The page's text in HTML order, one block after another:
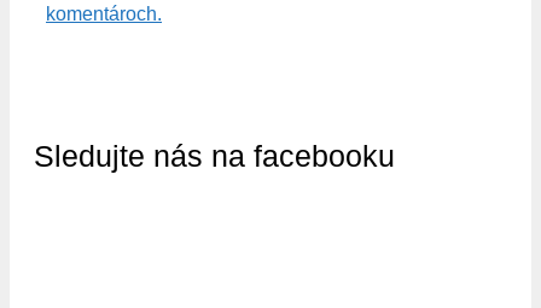
komentároch.
Sledujte nás na facebooku